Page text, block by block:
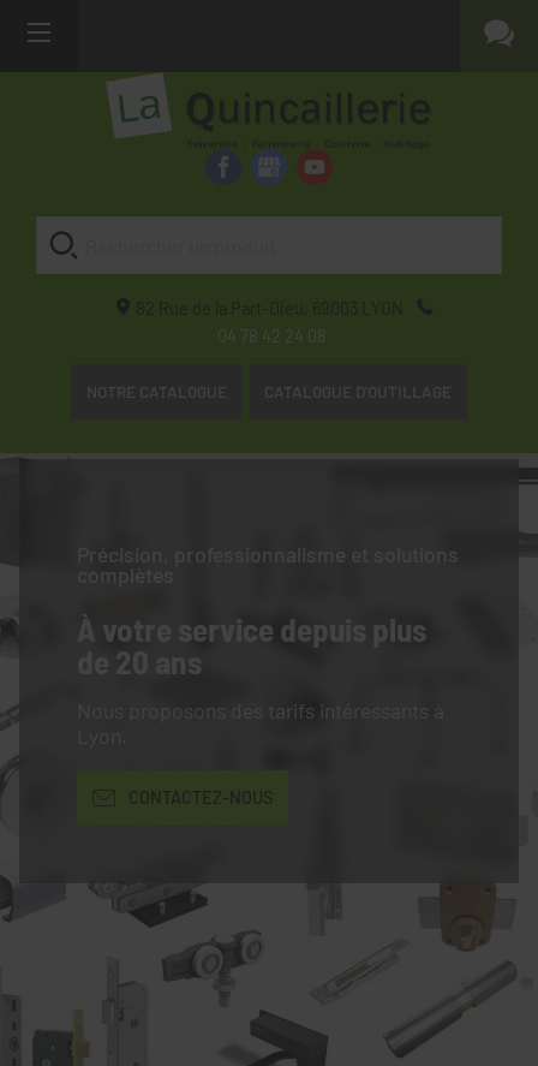
82 Rue de la Part-Dieu, 69003
LYON
04 78 42 24 08
NOTRE CATALOGUE CATALOGUE D'OUTILLAGE
Précision, professionnalisme et solutions
complètes
À votre service depuis plus
de 20 ans
Nous proposons des tarifs intéressants à
CONTACTEZ-NOUS